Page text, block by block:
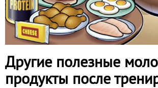
Другие полезные
продукты после